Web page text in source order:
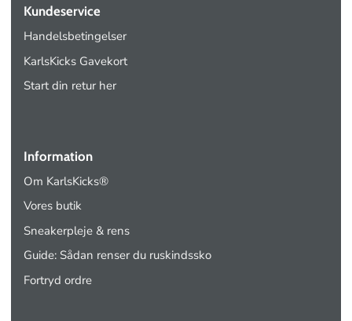
Kundeservice
Handelsbetingelser
KarlsKicks Gavekort
Start din retur her
Information
Om KarlsKicks®
Vores butik
Sneakerpleje & rens
Guide: Sådan renser du ruskindssko
Fortryd ordre